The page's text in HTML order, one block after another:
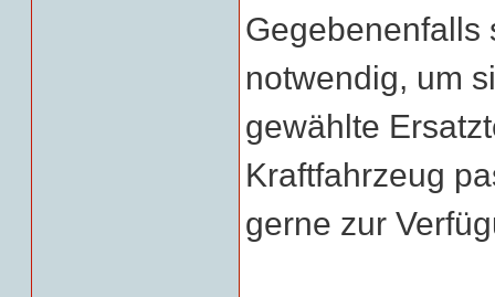
Gegebenenfalls
notwendig, um
gewählte
Kraftfahrzeug
gerne zur